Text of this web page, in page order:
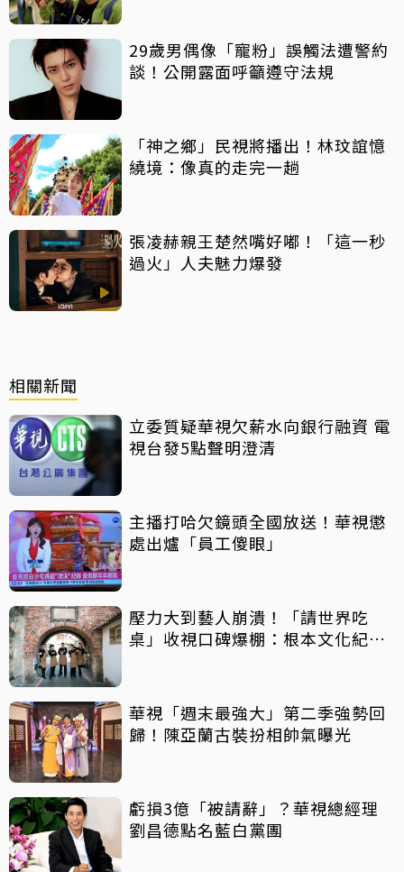
29歲男偶像「寵粉」誤觸法遭警約
談！公開露面呼籲遵守法規
「神之鄉」民視將播出！林玟誼憶
繞境：像真的走完一趟
張凌赫親王楚然嘴好嘟！「這一秒
過火」人夫魅力爆發
相關新聞
立委質疑華視欠薪水向銀行融資 電
視台發5點聲明澄清
主播打哈欠鏡頭全國放送！華視懲
處出爐「員工傻眼」
壓力大到藝人崩潰！「請世界吃
桌」收視口碑爆棚：根本文化紀錄
華視「週末最強大」第二季強勢回
歸！陳亞蘭古裝扮相帥氣曝光
虧損3億「被請辭」？華視總經理
劉昌德點名藍白黨團